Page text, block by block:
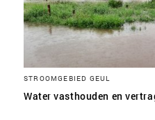
STROOMGEBIED GEUL
Water vasthouden en